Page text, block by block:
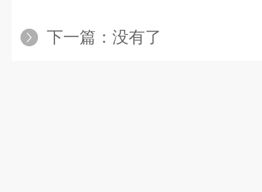
下一篇：没有了